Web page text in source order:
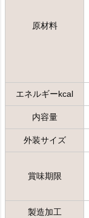
原材料
エネルギーkcal
内容量
外装サイズ
賞味期限
製造加工